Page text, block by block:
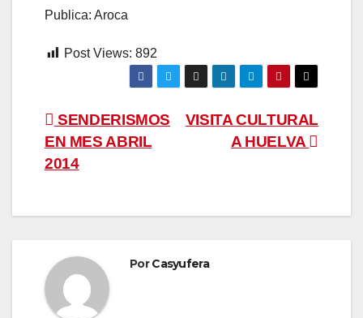
Publica: Aroca
Post Views: 892
Navegación
de
VISITA CULTURAL
A HUELVA
SENDERISMOS
EN MES ABRIL
2014
PorCasyufera